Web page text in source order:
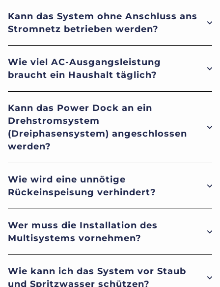
Kann das System ohne Anschluss ans
Stromnetz betrieben werden?
Wie viel AC-Ausgangsleistung
braucht ein Haushalt täglich?
Kann das Power Dock an ein
Drehstromsystem
(Dreiphasensystem) angeschlossen
werden?
Wie wird eine unnötige
Rückeinspeisung verhindert?
Wer muss die Installation des
Multisystems vornehmen?
Wie kann ich das System vor Staub
und Spritzwasser schützen?